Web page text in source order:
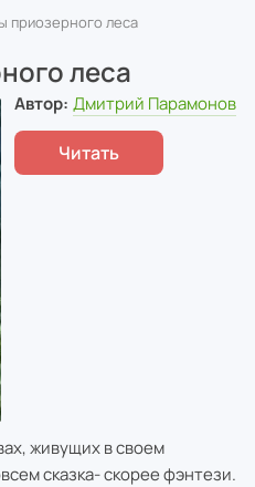
приозерного леса
леса
Автор: Дмитрий Парамонов
Читать
живущих в своем
сказка- скорее фэнтези.